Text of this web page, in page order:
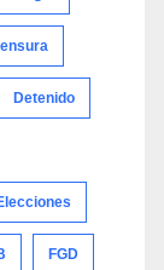
Detenido
FGD